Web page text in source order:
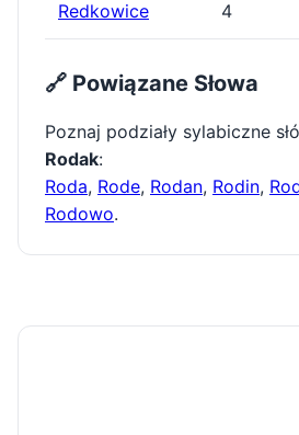
Redkowice 4
🔗 Powiązane Słowa
Poznaj podziały sylabiczne
Rodak:
Roda, Rode, Rodan, Rodin,
Rodowo.